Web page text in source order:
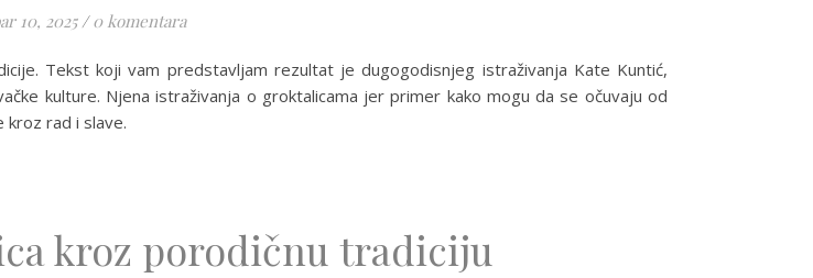
10, 2025 / 0 komentara
Tekst koji vam predstavljam rezultat je dugogodisnjeg istraživanja Kate Kuntić,
kulture. Njena istraživanja o groktalicama jer primer kako mogu da se očuvaju od
kroz rad i slave.
kroz porodičnu tradiciju